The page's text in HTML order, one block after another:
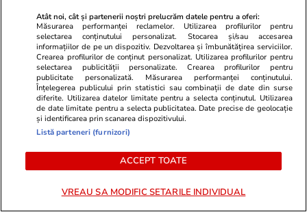
„Spitalele cu cheltuieli de personal peste media
națională trebuie depunctate când cer creșteri
Atât noi, cât și partenerii noștri prelucrăm datele pentru a oferi:
Măsurarea performanței reclamelor. Utilizarea profilurilor pentru
selectarea conținutului personalizat. Stocarea și/sau accesarea
informațiilor de pe un dispozitiv. Dezvoltarea și îmbunătățirea serviciilor.
Crearea profilurilor de conținut personalizat. Utilizarea profilurilor pentru
selectarea publicității personalizate. Crearea profilurilor pentru
publicitate personalizată. Măsurarea performanței conținutului.
Înțelegerea publicului prin statistici sau combinații de date din surse
diferite. Utilizarea datelor limitate pentru a selecta conținutul. Utilizarea
de date limitate pentru a selecta publicitatea. Date precise de geolocație
și identificarea prin scanarea dispozitivului.
Listă parteneri (furnizori)
ACCEPT TOATE
VREAU SA MODIFIC SETARILE INDIVIDUAL